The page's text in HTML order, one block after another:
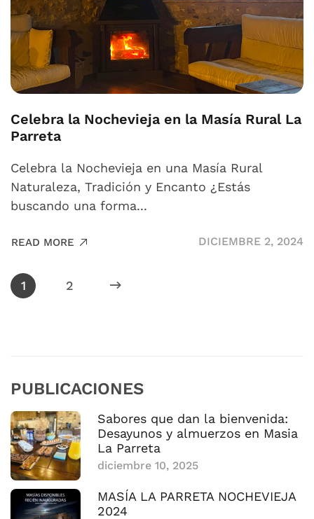
PUBLICACIONES
Sabores que dan la bienvenida:
Desayunos y almuerzos en Masia
La Parreta
diciembre 10, 2025
MASÍA LA PARRETA NOCHEVIEJA
2024
Celebra la Nochevieja en la Masía Rural La
Parreta
Celebra la Nochevieja en una Masía Rural
Naturaleza, Tradición y Encanto ¿Estás
buscando una forma...
READ MORE DICIEMBRE 2, 2024
1 2